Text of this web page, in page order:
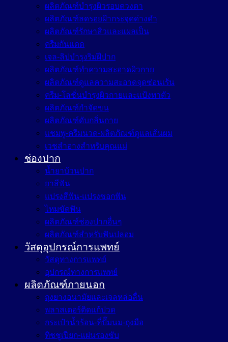
ผลิตภัณฑ์บำรุงผิวรอบดวงตา
ผลิตภัณฑ์ลดรอยฝ้ากระจุดด่างดำ
ผลิตภัณฑ์รักษาสิวและแผลเป็น
ครีมกันแดด
เจล-ลิปบำรุงริมฝีปาก
ผลิตภัณฑ์ทำความสะอาดผิวกาย
ผลิตภัณฑ์ดูแลความสะอาดจุดซ่อนเร้น
ครีม-โลชั่นบำรุงผิวกายและแป้งทาตัว
ผลิตภัณฑ์กำจัดขน
ผลิตภัณฑ์ดับกลิ่นกาย
แชมพู-ครีมนวด-ผลิตภัณฑ์ดูแลเส้นผม
เวชสำอางสำหรับคุณแม่
ช่องปาก
น้ำยาบ้วนปาก
ยาสีฟัน
แปรงสีฟัน-แปรงซอกฟัน
ไหมขัดฟัน
ผลิตภัณฑ์ช่องปากอื่นๆ
ผลิตภัณฑ์สำหรับฟันปลอม
วัสดุอุปกรณ์การแพทย์
วัสดุทางการแพทย์
อุปกรณ์ทางการแพทย์
ผลิตภัณฑ์ภายนอก
ถุงยางอนามัยและเจลหล่อลื่น
พลาสเตอร์ติดแก้ปวด
กระเป๋าน้ำร้อน-ที่ปั๊มนม-ถุงมือ
ทิชชูเปียก-แผ่นรองซับ